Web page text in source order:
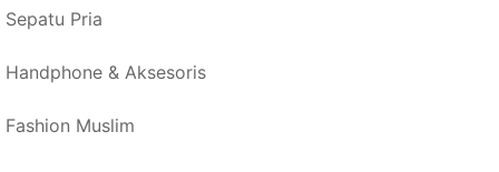
Sepatu Pria
Handphone & Aksesoris
Fashion Muslim